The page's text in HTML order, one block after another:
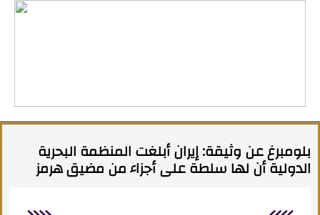
بلومبرغ عن وثيقة: إيران أبلغت المنظمة البحرية
الدولية أن لها سلطة على أجزاء من مضيق هرمز